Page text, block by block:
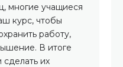
многие учащиеся
курс, чтобы
работу,
В итоге
сделать их